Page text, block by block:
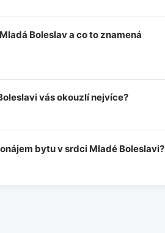
Boleslav a co to znamená
vás okouzlí nejvíce?
bytu v srdci Mladé Boleslavi?